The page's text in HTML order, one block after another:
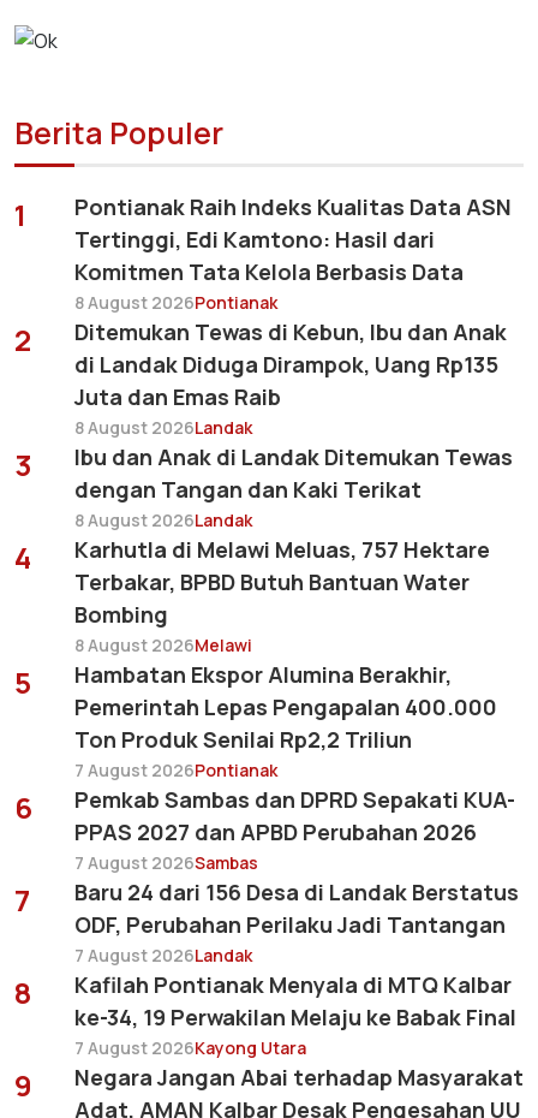
Berita Populer
1
Pontianak Raih Indeks Kualitas Data ASN
Tertinggi, Edi Kamtono: Hasil dari
Komitmen Tata Kelola Berbasis Data
8 August 2026Pontianak
2
Ditemukan Tewas di Kebun, Ibu dan Anak
di Landak Diduga Dirampok, Uang Rp135
Juta dan Emas Raib
8 August 2026Landak
3
Ibu dan Anak di Landak Ditemukan Tewas
dengan Tangan dan Kaki Terikat
8 August 2026Landak
4
Karhutla di Melawi Meluas, 757 Hektare
Terbakar, BPBD Butuh Bantuan Water
Bombing
8 August 2026Melawi
5
Hambatan Ekspor Alumina Berakhir,
Pemerintah Lepas Pengapalan 400.000
Ton Produk Senilai Rp2,2 Triliun
7 August 2026Pontianak
6
Pemkab Sambas dan DPRD Sepakati KUA-
PPAS 2027 dan APBD Perubahan 2026
7 August 2026Sambas
7
Baru 24 dari 156 Desa di Landak Berstatus
ODF, Perubahan Perilaku Jadi Tantangan
7 August 2026Landak
8
Kafilah Pontianak Menyala di MTQ Kalbar
ke-34, 19 Perwakilan Melaju ke Babak Final
7 August 2026Kayong Utara
9
Negara Jangan Abai terhadap Masyarakat
Adat, AMAN Kalbar Desak Pengesahan UU